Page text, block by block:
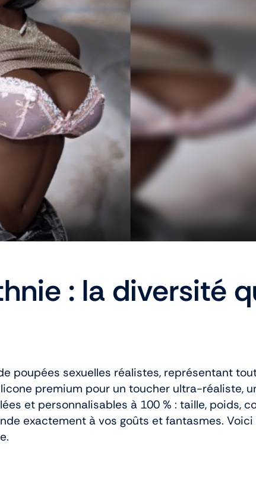
: la diversité
poupées sexuelles réalistes, représentant
premium pour un toucher ultra-réaliste,
et personnalisables à 100 % : taille, poids,
exactement à vos goûts et fantasmes.